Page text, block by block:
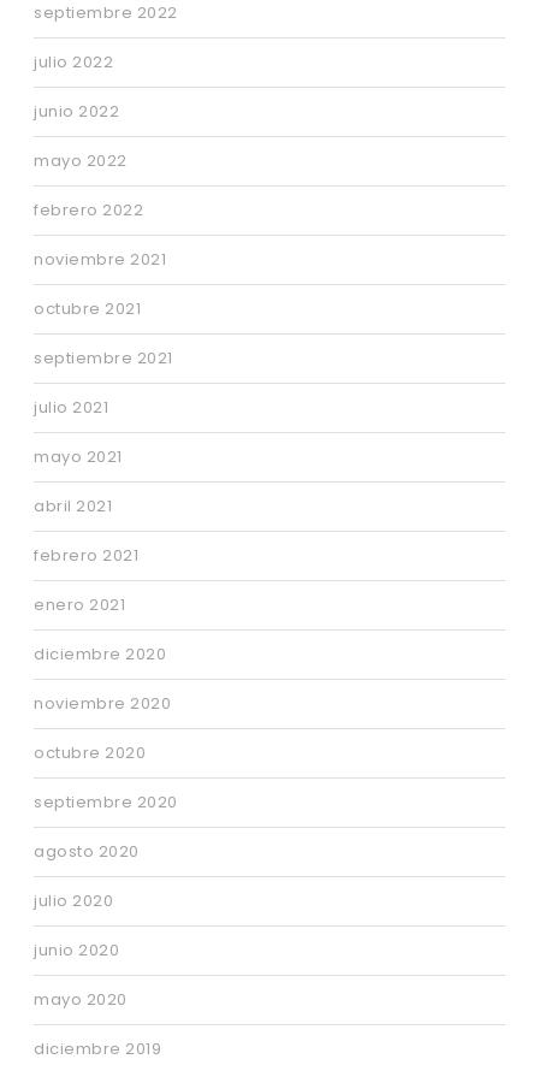
septiembre 2022
julio 2022
junio 2022
mayo 2022
febrero 2022
noviembre 2021
octubre 2021
septiembre 2021
julio 2021
mayo 2021
abril 2021
febrero 2021
enero 2021
diciembre 2020
noviembre 2020
octubre 2020
septiembre 2020
agosto 2020
julio 2020
junio 2020
mayo 2020
diciembre 2019